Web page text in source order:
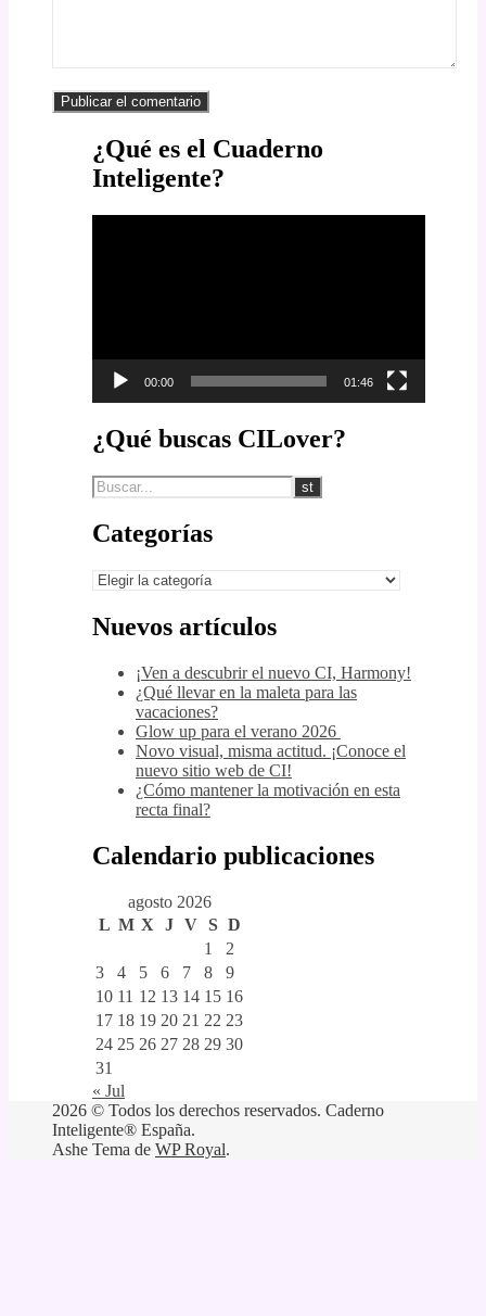
¿Qué es el Cuaderno
Inteligente?
00:00 01:46
¿Qué buscas CILover?
Categorías
Categorías
Nuevos artículos
¡Ven a descubrir el nuevo CI, Harmony!
¿Qué llevar en la maleta para las
vacaciones?
Glow up para el verano 2026
Novo visual, misma actitud. ¡Conoce el
nuevo sitio web de CI!
¿Cómo mantener la motivación en esta
recta final?
Calendario publicaciones
agosto 2026
L M X J V S D
1
2
3
4 5 6 7 8
9
10 11 12 13 14 15 16
17 18 19 20 21 22 23
24 25 26 27 28 29 30
31
« Jul
2026 © Todos los derechos reservados. Caderno
Inteligente® España.
Ashe Tema de WP Royal.